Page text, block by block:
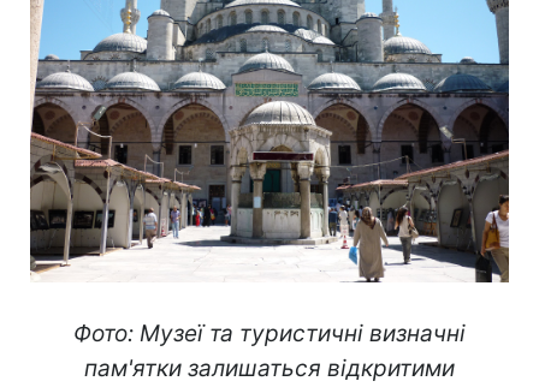
Фото: Музеї та туристичні визначні
пам'ятки залишаться відкритими